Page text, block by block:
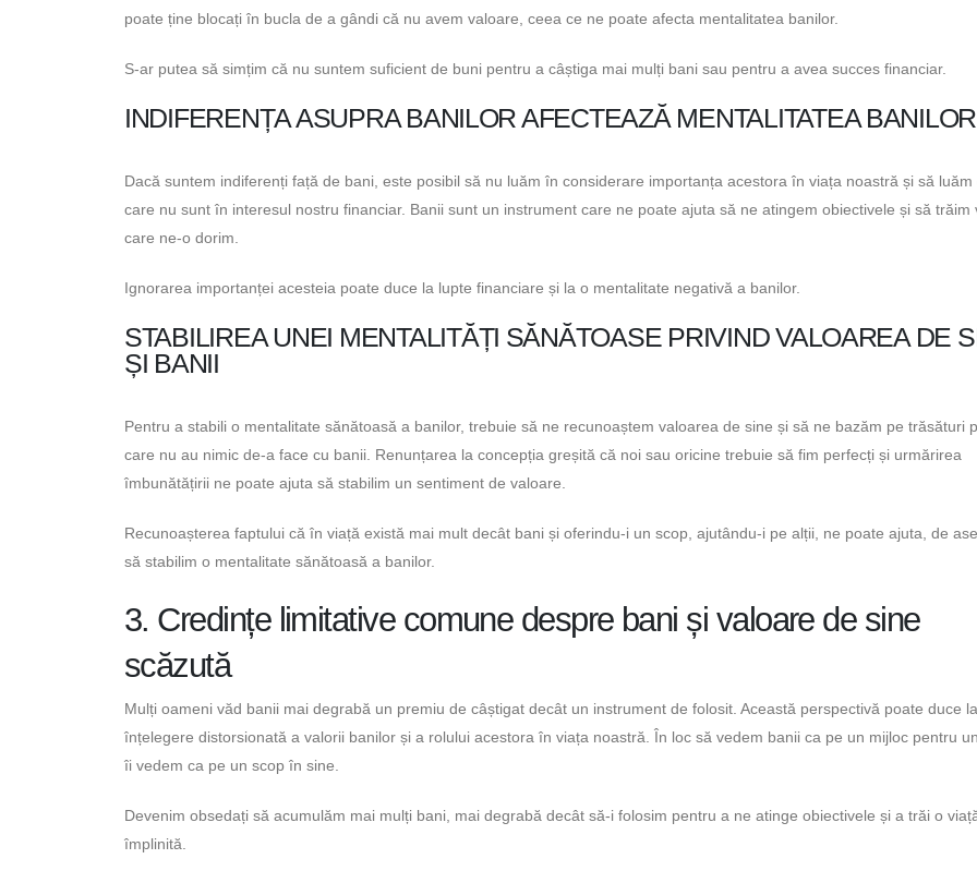
poate ține blocați în bucla de a gândi că nu avem valoare, ceea ce ne poate afecta mentalitatea banilor.
S-ar putea să simțim că nu suntem suficient de buni pentru a câștiga mai mulți bani sau pentru a avea succes financiar.
INDIFERENȚA ASUPRA BANILOR AFECTEAZĂ MENTALITATEA BANILOR
Dacă suntem indiferenți față de bani, este posibil să nu luăm în considerare importanța acestora în viața noastră și să luăm
care nu sunt în interesul nostru financiar. Banii sunt un instrument care ne poate ajuta să ne atingem obiectivele și să trăim
care ne-o dorim.
Ignorarea importanței acesteia poate duce la lupte financiare și la o mentalitate negativă a banilor.
STABILIREA UNEI MENTALITĂȚI SĂNĂTOASE PRIVIND VALOAREA DE
ȘI BANII
Pentru a stabili o mentalitate sănătoasă a banilor, trebuie să ne recunoaștem valoarea de sine și să ne bazăm pe trăsături
care nu au nimic de-a face cu banii. Renunțarea la concepția greșită că noi sau oricine trebuie să fim perfecți și urmărirea
îmbunătățirii ne poate ajuta să stabilim un sentiment de valoare.
Recunoașterea faptului că în viață există mai mult decât bani și oferindu-i un scop, ajutându-i pe alții, ne poate ajuta, de
să stabilim o mentalitate sănătoasă a banilor.
3. Credințe limitative comune despre bani și valoare de sine
scăzută
Mulți oameni văd banii mai degrabă un premiu de câștigat decât un instrument de folosit. Această perspectivă poate duce
înțelegere distorsionată a valorii banilor și a rolului acestora în viața noastră. În loc să vedem banii ca pe un mijloc pentru
îi vedem ca pe un scop în sine.
Devenim obsedați să acumulăm mai mulți bani, mai degrabă decât să-i folosim pentru a ne atinge obiectivele și a trăi o
împlinită.